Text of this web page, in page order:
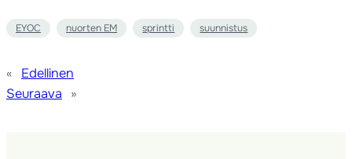
EYOC nuorten EM sprintti suunnistus
«
Edellinen
Seuraava
»